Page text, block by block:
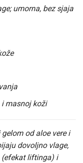
umorna, bez sjaja
masnoj koži
od aloe vere i
dovoljno vlage,
(efekat liftinga) i